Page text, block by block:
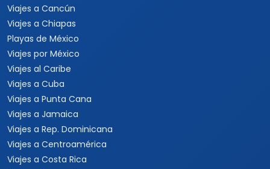
Viajes a Cancún
Viajes a Chiapas
Playas de México
Viajes por México
Viajes al Caribe
Viajes a Cuba
Viajes a Punta Cana
Viajes a Jamaica
Viajes a Rep. Dominicana
Viajes a Centroamérica
Viajes a Costa Rica